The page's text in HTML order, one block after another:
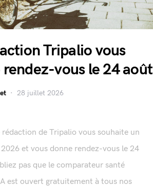
Tripalio vous
vous le 24 août
28 juillet 2026
rédaction de Tripalio vous souhaite un
et vous donne rendez-vous le 24
pas que le comparateur santé
est ouvert gratuitement à tous nos